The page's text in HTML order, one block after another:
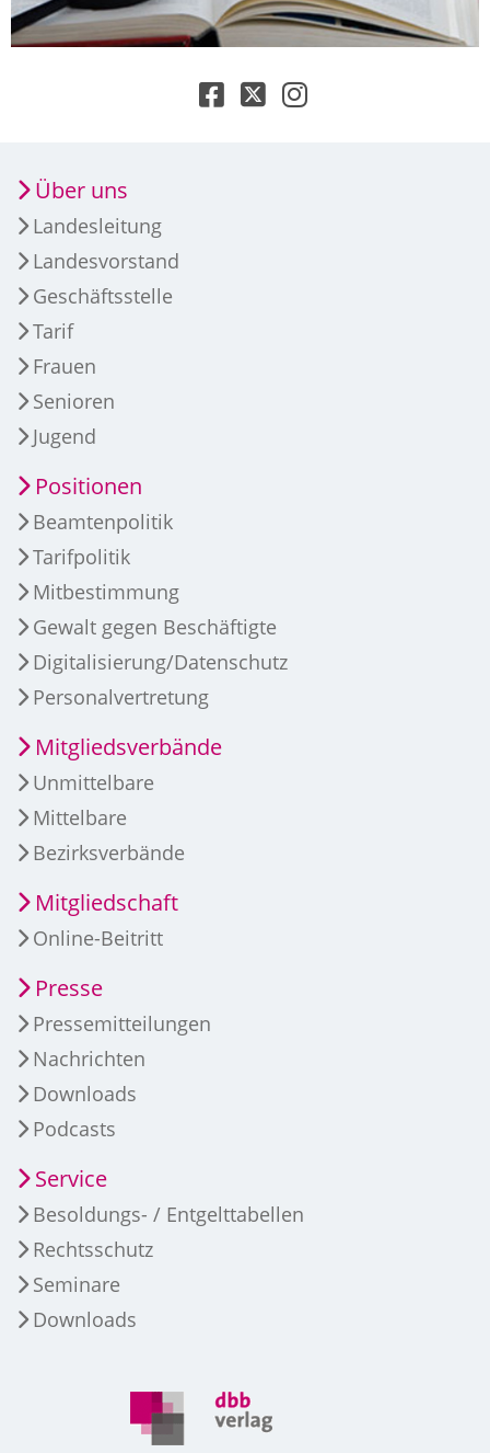
Über uns
Landesleitung
Landesvorstand
Geschäftsstelle
Tarif
Frauen
Senioren
Jugend
Positionen
Beamtenpolitik
Tarifpolitik
Mitbestimmung
Gewalt gegen Beschäftigte
Digitalisierung/Datenschutz
Personalvertretung
Mitgliedsverbände
Unmittelbare
Mittelbare
Bezirksverbände
Mitgliedschaft
Online-Beitritt
Presse
Pressemitteilungen
Nachrichten
Downloads
Podcasts
Service
Besoldungs- / Entgelttabellen
Rechtsschutz
Seminare
Downloads